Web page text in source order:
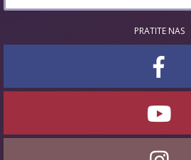
PRATITE NAS